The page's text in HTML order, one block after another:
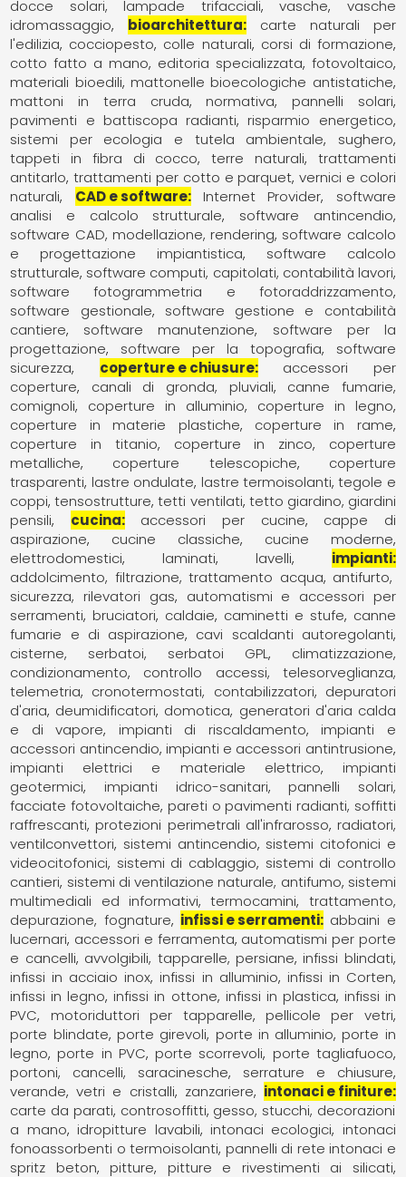
docce solari, lampade trifacciali
vasche
vasche
idromassaggio
bioarchitettura
carte naturali per
l'edilizia cocciopesto colle naturali corsi di formazione
cotto fatto a mano editoria specializzata fotovoltaico
materiali bioedili mattonelle bioecologiche antistatiche
mattoni in terra cruda
normativa
pannelli solari
pavimenti e battiscopa radianti risparmio energetico
sistemi per ecologia e tutela ambientale
sughero
tappeti in fibra di cocco
terre naturali
trattamenti
antitarlo trattamenti per cotto e parquet vernici e colori
naturali
CAD e software Internet Provider
software
analisi e calcolo strutturale
software antincendio
software CAD, modellazione, rendering software calcolo
e progettazione impiantistica
software calcolo
strutturale software computi, capitolati, contabilità lavori
software fotogrammetria e fotoraddrizzamento
software gestionale
software gestione e contabilità
cantiere
software manutenzione
software per la
progettazione
software per la topografia
software
sicurezza
coperture e chiusure
accessori per
coperture
canali di gronda, pluviali
canne fumarie,
comignoli
coperture in alluminio
coperture in legno
coperture in materie plastiche
coperture in rame
coperture in titanio
coperture in zinco
coperture
metalliche
coperture telescopiche
coperture
trasparenti lastre ondulate lastre termoisolanti tegole e
coppi tensostrutture tetti ventilati tetto giardino, giardini
pensili
cucina accessori per cucine
cappe di
aspirazione
cucine classiche
cucine moderne
elettrodomestici
laminati lavelli
impianti
addolcimento, filtrazione, trattamento acqua antifurto,
sicurezza, rilevatori gas
automatismi e accessori per
serramenti bruciatori caldaie caminetti e stufe canne
fumarie e di aspirazione
cavi scaldanti autoregolanti
cisterne, serbatoi, serbatoi GPL
climatizzazione,
condizionamento
controllo accessi, telesorveglianza,
telemetria
cronotermostati, contabilizzatori
depuratori
d'aria deumidificatori domotica generatori d'aria calda
e di vapore
impianti di riscaldamento
impianti e
accessori antincendio impianti e accessori antintrusione
impianti elettrici e materiale elettrico
impianti
geotermici
impianti idrico-sanitari
pannelli solari,
facciate fotovoltaiche pareti o pavimenti radianti, soffitti
raffrescanti protezioni perimetrali all'infrarosso radiatori,
ventilconvettori sistemi antincendio sistemi citofonici e
videocitofonici sistemi di cablaggio sistemi di controllo
cantieri sistemi di ventilazione naturale, antifumo sistemi
multimediali ed informativi
termocamini
trattamento,
depurazione, fognature infissi e serramenti abbaini e
lucernari accessori e ferramenta automatismi per porte
e cancelli avvolgibili, tapparelle, persiane infissi blindati
infissi in acciaio inox infissi in alluminio infissi in Corten
infissi in legno infissi in ottone infissi in plastica infissi in
PVC
motoriduttori per tapparelle
pellicole per vetri
porte blindate porte girevoli porte in alluminio porte in
legno porte in PVC porte scorrevoli porte tagliafuoco
portoni, cancelli, saracinesche
serrature e chiusure
verande vetri e cristalli zanzariere
intonaci e finiture
carte da parati controsoffitti gesso, stucchi, decorazioni
a mano idropitture lavabili intonaci ecologici intonaci
fonoassorbenti o termoisolanti pannelli di rete intonaci e
spritz beton
pitture
pitture e rivestimenti ai silicati